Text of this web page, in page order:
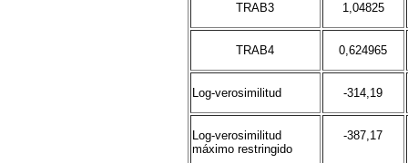
TRAB3 1,04825
TRAB4 0,624965
Log-verosimilitud -314,19
Log-verosimilitud
máximo restringido
-387,17